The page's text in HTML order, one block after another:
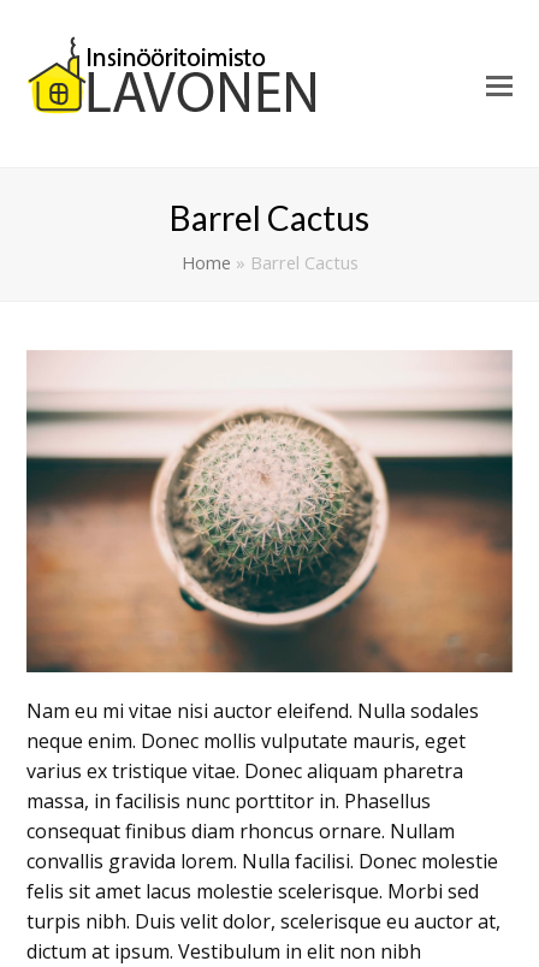
Barrel Cactus
Home » Barrel Cactus
Nam eu mi vitae nisi auctor eleifend. Nulla sodales
neque enim. Donec mollis vulputate mauris, eget
varius ex tristique vitae. Donec aliquam pharetra
massa, in facilisis nunc porttitor in. Phasellus
consequat finibus diam rhoncus ornare. Nullam
convallis gravida lorem. Nulla facilisi. Donec molestie
felis sit amet lacus molestie scelerisque. Morbi sed
turpis nibh. Duis velit dolor, scelerisque eu auctor at,
dictum at ipsum. Vestibulum in elit non nibh